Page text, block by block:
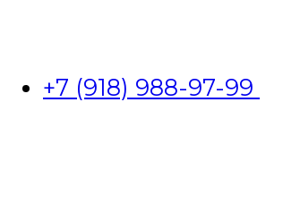
+7 (918) 988-97-99